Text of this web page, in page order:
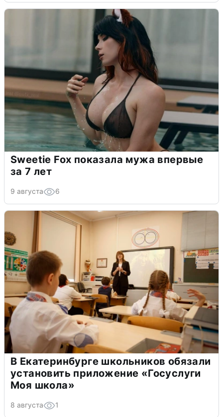
Sweetie Fox показала мужа впервые
за 7 лет
9 августа 6
В Екатеринбурге школьников обязали
установить приложение «Госуслуги
Моя школа»
8 августа 1